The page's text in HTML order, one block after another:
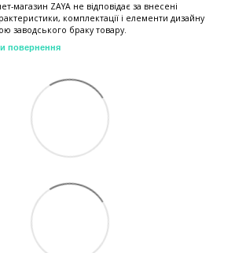
магазин ZAYA не відповідає за внесені
комплектації і елементи дизайну
заводського браку товару.
повернення